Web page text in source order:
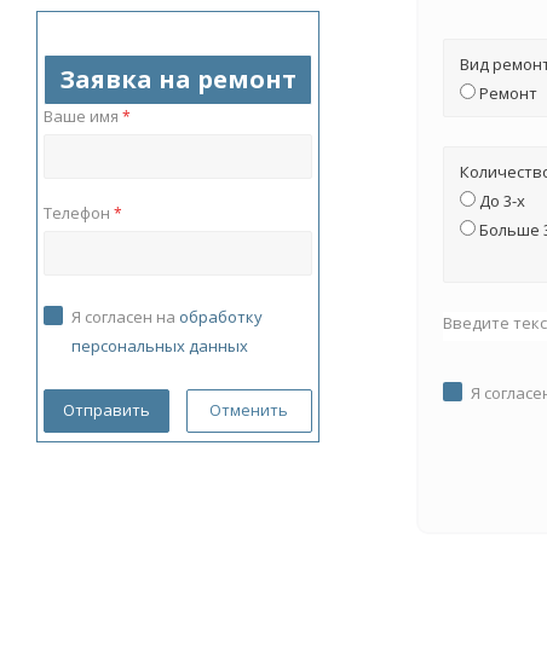
Вид
Ремонт
До 3-х
Больше
Введите
Я
Заявка на ремонт
Ваше имя *
Телефон *
Я согласен на обработку
персональных данных
Отменить